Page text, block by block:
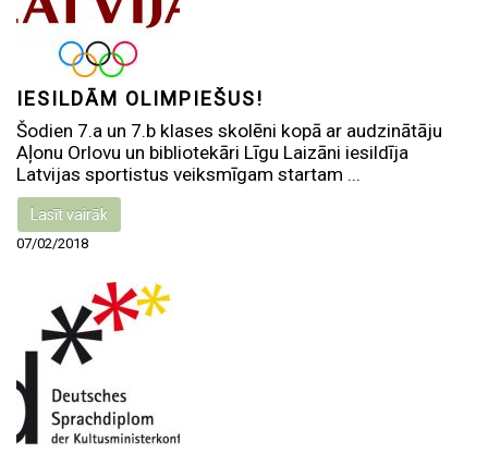
IESILDĀM OLIMPIEŠUS!
Šodien 7.a un 7.b klases skolēni kopā ar audzinātāju
Aļonu Orlovu un bibliotekāri Līgu Laizāni iesildīja
Latvijas sportistus veiksmīgam startam ...
Lasīt vairāk
07/02/2018